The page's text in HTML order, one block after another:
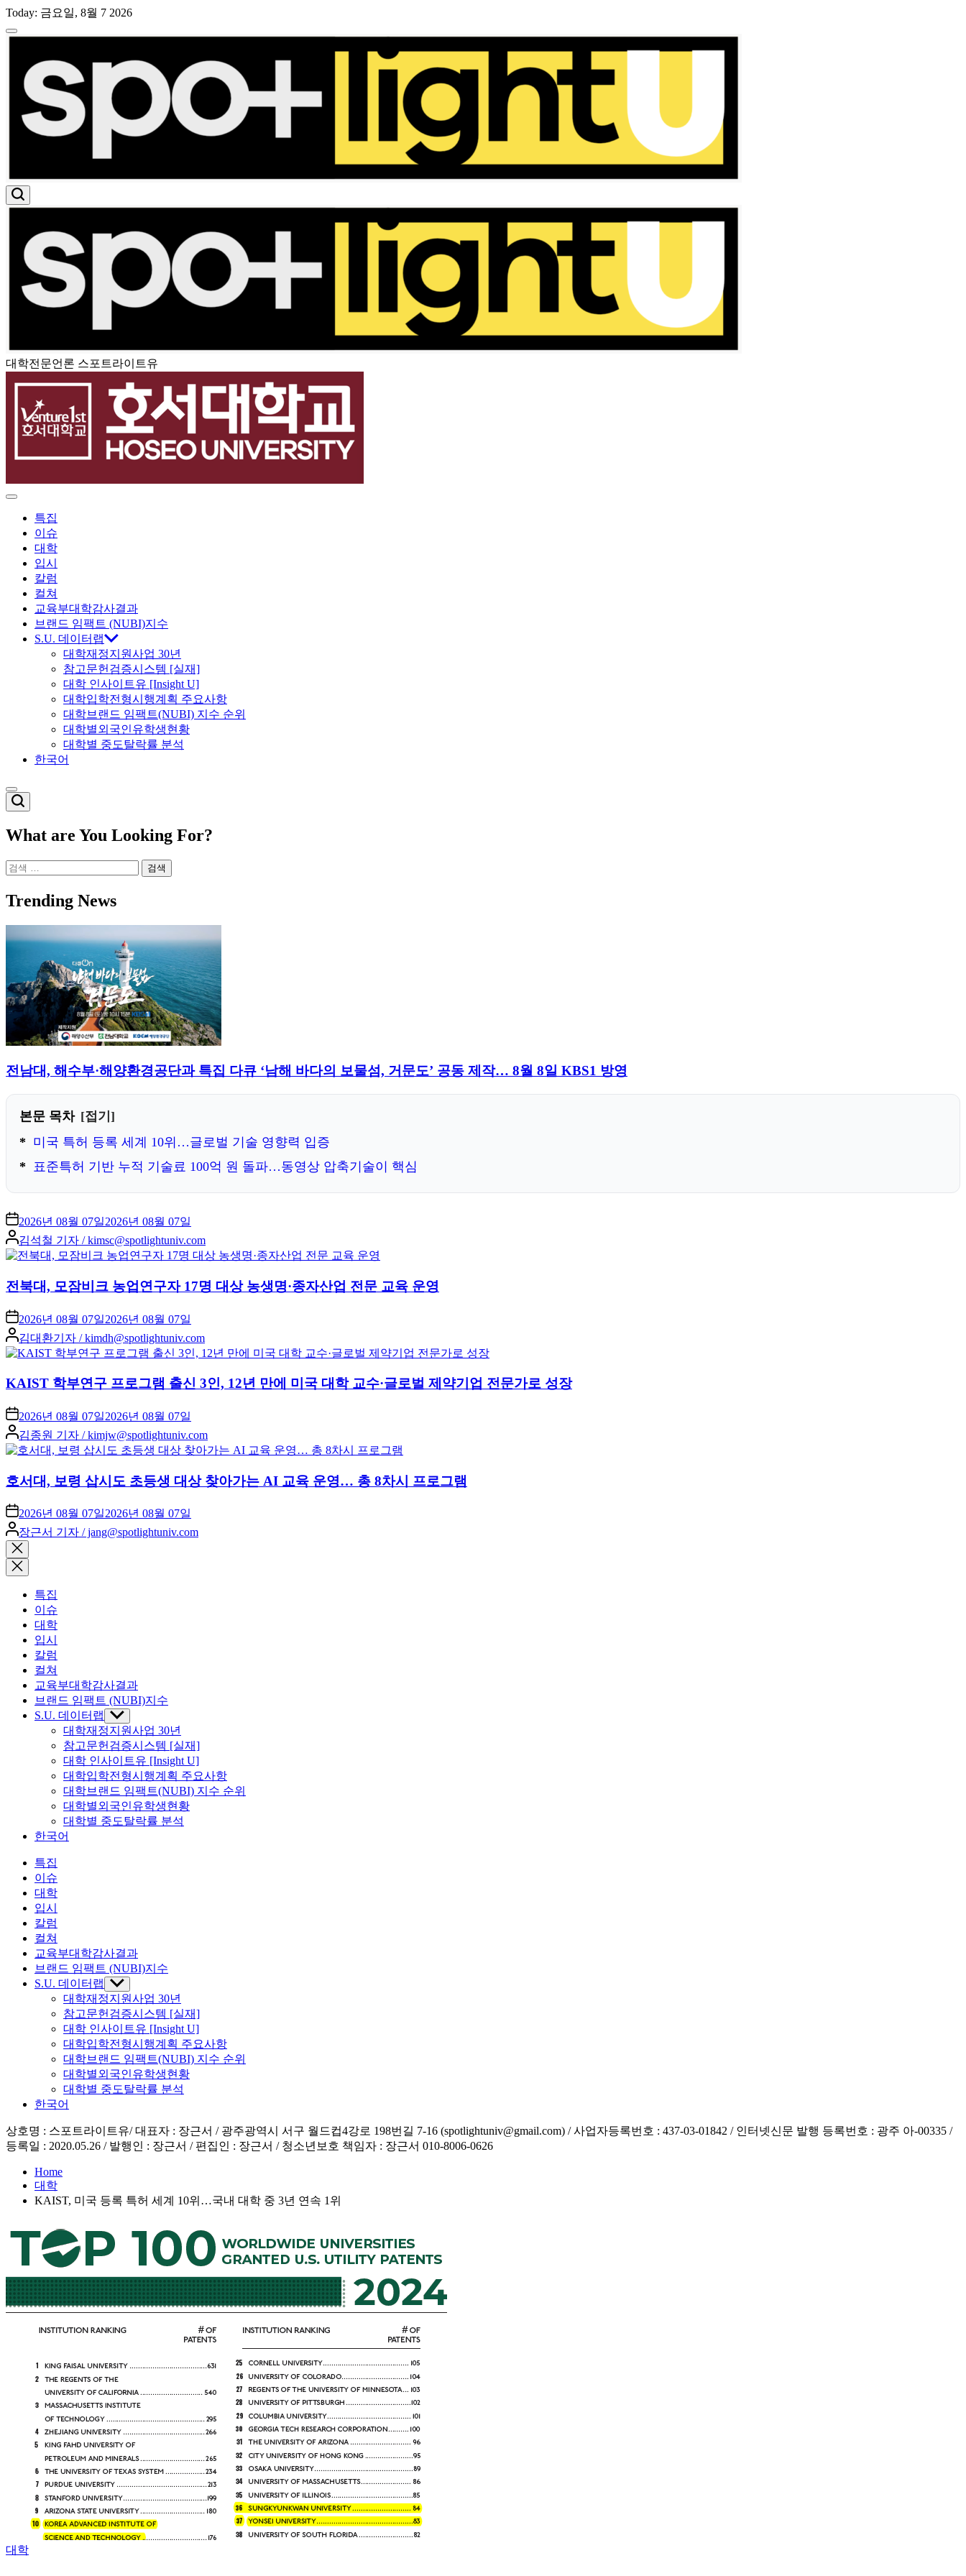
Skip
content
Today: 금요일, 8월 7 2026
스
포
스
포
트
라
이
트
유
대학전문언론 스포트라이트유
Menu
특집
이슈
대학
입시
칼럼
컬쳐
교육부대학감사결과
브랜드 임팩트 (NUBI)지수
S.U. 데이터랩
대학재정지원사업 30년
참고문헌검증시스템 [실재]
대학 인사이트유 [Insight U]
대학입학전형시행계획 주요사항
대학브랜드 임팩트(NUBI) 지수 순위
대학별외국인유학생현황
대학별 중도탈락률 분석
한국어
Switch
color
What are You Looking For?
검
Trending News
전남대, 해수부·해양환경공단과 특집 다큐 ‘남해 바다의 보물섬, 거문도’ 공동 제작… 8월 8일 KBS1 방영
본문 목차
접기
미국 특허 등록 세계 10위…글로벌 기술 영향력 입증
표준특허 기반 누적 기술료 100억 원 돌파…동영상 압축기술이 핵심
2026년 08월 07일2026년 08월 07일
Posted
by
김석철 기자 / kimsc@spotlightuniv.com
전북대, 모잠비크 농업연구자 17명 대상 농생명·종자산업 전문 교육 운영
2026년 08월 07일2026년 08월 07일
Posted
by
김대환기자 / kimdh@spotlightuniv.com
KAIST 학부연구 프로그램 출신 3인, 12년 만에 미국 대학 교수·글로벌 제약기업 전문가로 성장
2026년 08월 07일2026년 08월 07일
Posted
by
김종원 기자 / kimjw@spotlightuniv.com
호서대, 보령 삽시도 초등생 대상 찾아가는 AI 교육 운영… 총 8차시 프로그램
2026년 08월 07일2026년 08월 07일
Posted
by
장근서 기자 / jang@spotlightuniv.com
Close
search
특집
이슈
대학
입시
칼럼
컬쳐
교육부대학감사결과
브랜드 임팩트 (NUBI)지수
S.U. 데이터랩
Show
sub
menu
대학재정지원사업 30년
참고문헌검증시스템 [실재]
대학 인사이트유 [Insight U]
대학입학전형시행계획 주요사항
대학브랜드 임팩트(NUBI) 지수 순위
대학별외국인유학생현황
대학별 중도탈락률 분석
한국어
특집
이슈
대학
입시
칼럼
컬쳐
교육부대학감사결과
브랜드 임팩트 (NUBI)지수
S.U. 데이터랩
Show
sub
menu
대학재정지원사업 30년
참고문헌검증시스템 [실재]
대학 인사이트유 [Insight U]
대학입학전형시행계획 주요사항
대학브랜드 임팩트(NUBI) 지수 순위
대학별외국인유학생현황
대학별 중도탈락률 분석
한국어
상호명 : 스포트라이트유/ 대표자 : 장근서 / 광주광역시 서구 월드컵4강로 198번길 7-16 (spotlightuniv@gmail.com) / 사업자등록번호 : 437-03-01842 / 인터넷신문 발행 등록번호 : 광주 아-00335 /
등록일 : 2020.05.26 / 발행인 : 장근서 / 편집인 : 장근서 / 청소년보호 책임자 : 장근서 010-8006-0626
Home
대학
KAIST, 미국 등록 특허 세계 10위…국내 대학 중 3년 연속 1위
Posted
대학